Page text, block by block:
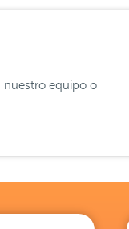
nuestro equipo o